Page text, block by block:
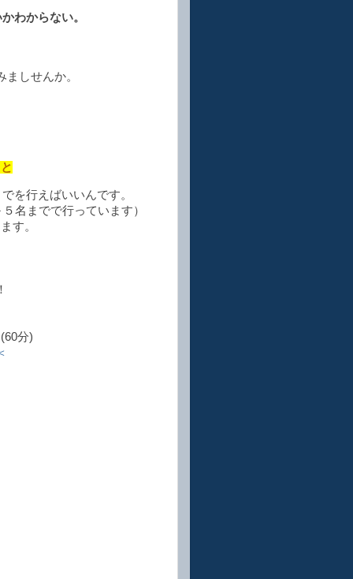
わからない。
しせんか。
を行えばいいんです。
名までで行っています）
す。
分)